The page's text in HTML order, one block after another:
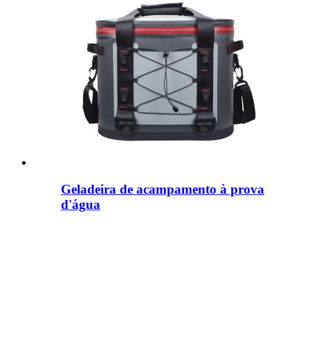
Geladeira de acampamento à prova
d'água